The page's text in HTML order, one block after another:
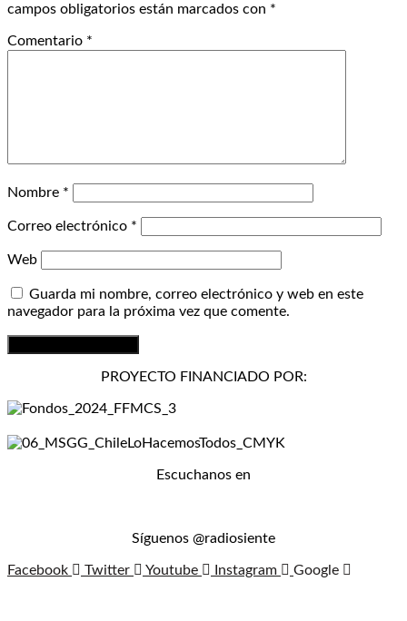
campos obligatorios están marcados con *
Comentario *
Nombre *
Correo electrónico *
Web
Guarda mi nombre, correo electrónico y web en este
navegador para la próxima vez que comente.
PROYECTO FINANCIADO POR:
Escuchanos en
Síguenos @radiosiente
Facebook Twitter Youtube Instagram Google